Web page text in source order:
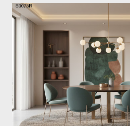
đồ đạc rườm rà, nhưng nhất định
mang tính "gu". Và một tấm thảm
chính là mảnh ghép hoàn hảo để
Hôm nay, Thảm Đẹp Sài Gòn sẽ giới
20+ mẫu thảm hình học tối giản,
căn hộ trẻ trung hiện nay. Mẫu thảm
Tại sao căn hộ hiện đại lại "vừa vặn"
học? Họa tiết hình học (Geometri...